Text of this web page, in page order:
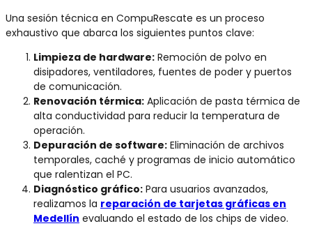
Una sesión técnica en CompuRescate es un proceso
exhaustivo que abarca los siguientes puntos clave:
Limpieza de hardware: Remoción de polvo en
disipadores, ventiladores, fuentes de poder y puertos
de comunicación.
Renovación térmica: Aplicación de pasta térmica de
alta conductividad para reducir la temperatura de
operación.
Depuración de software: Eliminación de archivos
temporales, caché y programas de inicio automático
que ralentizan el PC.
Diagnóstico gráfico: Para usuarios avanzados,
realizamos la reparación de tarjetas gráficas en
Medellín evaluando el estado de los chips de video.